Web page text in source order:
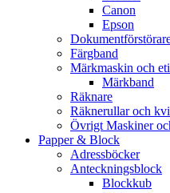
Canon
Epson
Färgband
Märkmaskin och
Märkband
Räknare
Räknerullar och
Övrigt Maskiner
Papper & Block
Adressböcker
Anteckningsblock
Blockkub